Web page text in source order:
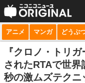
サービス一覧
niconico
動画
アニメ マンガ どうぶ
『クロノ・トリ
されたRTAで世
秒の激ムズテク